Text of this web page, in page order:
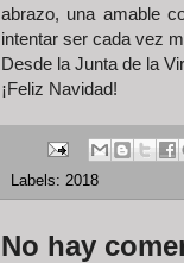
abrazo, una amable
intentar ser cada vez
Desde la Junta de la
¡Feliz Navidad!
Labels: 2018
No hay